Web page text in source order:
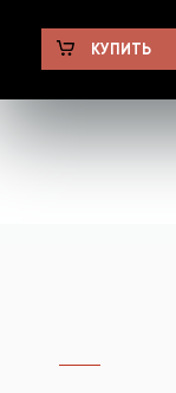
КУПИТЬ